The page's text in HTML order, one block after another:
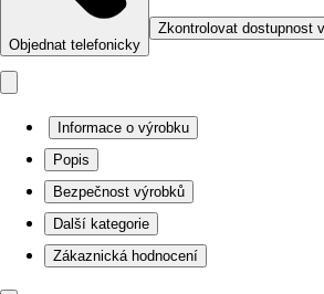
Objednat telefonicky
Zkontrolovat dostupnost
Informace o výrobku
Popis
Bezpečnost výrobků
Další kategorie
Zákaznická hodnocení